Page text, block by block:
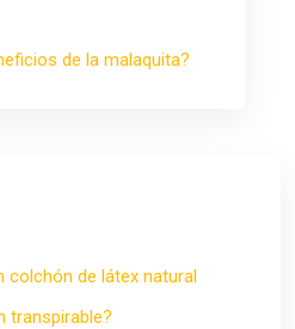
de la malaquita?
colchón de látex natural
transpirable?